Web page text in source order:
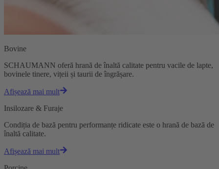
Bovine
SCHAUMANN oferă hrană de înaltă calitate pentru vacile de lapte,
bovinele tinere, vițeii și taurii de îngrășare.
Afișează mai mult
Insilozare & Furaje
Condiția de bază pentru performanțe ridicate este o hrană de bază de
înaltă calitate.
Afișează mai mult